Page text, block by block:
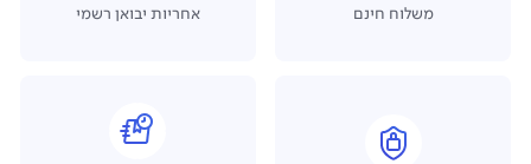
משלוח חינם אחריות יבואן רשמי